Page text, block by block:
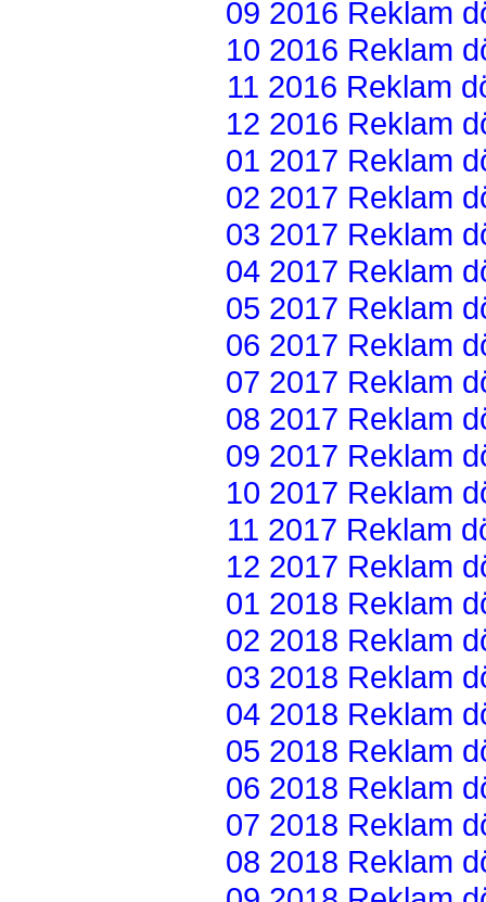
09 2016 Reklam
10 2016 Reklam
11 2016 Reklam
12 2016 Reklam
01 2017 Reklam
02 2017 Reklam
03 2017 Reklam
04 2017 Reklam
05 2017 Reklam
06 2017 Reklam
07 2017 Reklam
08 2017 Reklam
09 2017 Reklam
10 2017 Reklam
11 2017 Reklam
12 2017 Reklam
01 2018 Reklam
02 2018 Reklam
03 2018 Reklam
04 2018 Reklam
05 2018 Reklam
06 2018 Reklam
07 2018 Reklam
08 2018 Reklam